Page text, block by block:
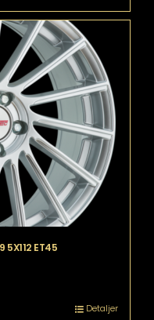
ET45
Detaljer